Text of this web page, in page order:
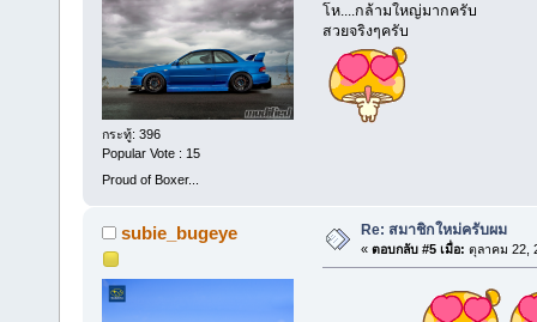
กระทู้: 396
Popular Vote : 15
Proud of Boxer...
โห....กล้ามใหญ่มากครับ
สวยจริงๆครับ
subie_bugeye Re: สมาชิกใหม่ครับผม
« ตอบกลับ #5 เมื่อ: ตุลาคม 22,